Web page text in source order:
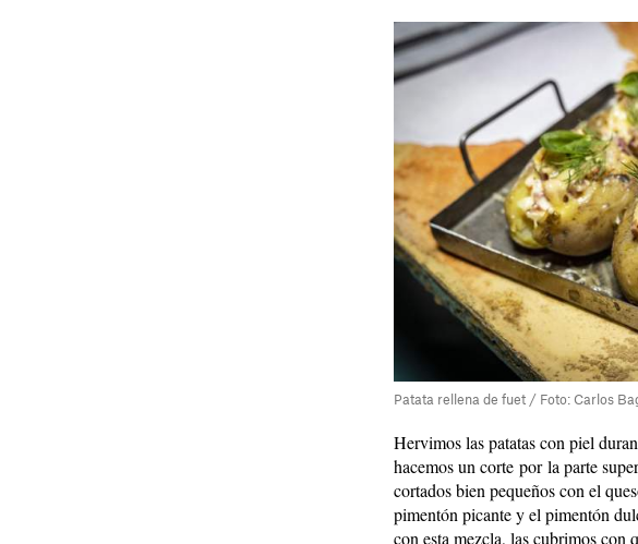
Patata rellena de fuet / Foto: Carlos
Hervimos las patatas con piel
hacemos un corte por la parte
cortados bien pequeños con el
pimentón picante y el pimentón
con esta mezcla, las cubrimos con